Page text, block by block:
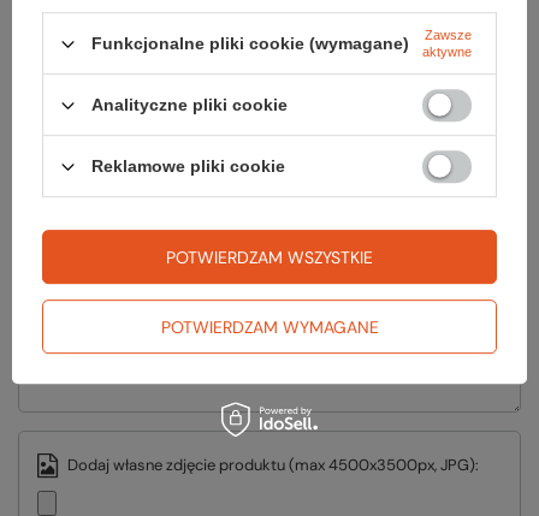
ZADAJ PYTANIE
Napisz swoją opinię
5/5
Treść twojej opinii
Dodaj własne zdjęcie produktu (max 4500x3500px, JPG):
Funkcjonalne pliki cookie (wymagane)
Zawsze
aktywne
Analityczne pliki cookie
Reklamowe pliki cookie
POTWIERDZAM WYMAGANE
POTWIERDZAM WSZYSTKIE